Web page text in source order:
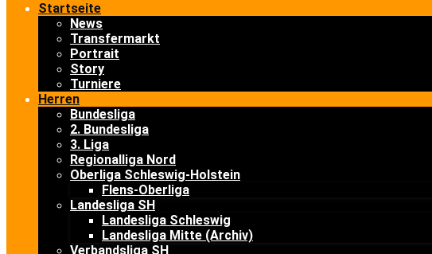
Startseite
News
Transfermarkt
Portrait
Story
Turniere
Herren
Bundesliga
2. Bundesliga
3. Liga
Regionalliga Nord
Oberliga Schleswig-Holstein
Flens-Oberliga
Landesliga SH
Landesliga Schleswig
Landesliga Mitte (Archiv)
Verbandsliga SH